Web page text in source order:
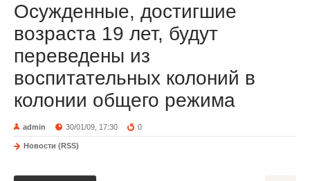
Осужденные, достигшие
возраста 19 лет, будут
переведены из
воспитательных колоний в
колонии общего режима
admin 30/01/09, 17:30 0
Новости (RSS)